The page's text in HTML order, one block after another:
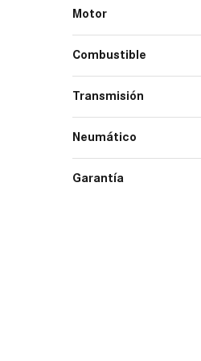
Motor
Combustible
Transmisión
Neumático
Garantía